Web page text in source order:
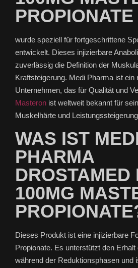
PROPIONATE
wurde speziell für fortgeschrittene
entwickelt. Dieses injizierbare
zuverlässig die Definition der
Kraftsteigerung. Medi Pharma ist ein
Unternehmen, das für Qualität und
Masteron ist weltweit bekannt für
Muskelhärte und
WAS IST
PHARMA
DROSTAMED
100MG
Dieses Produkt ist eine injizierbare
Propionate. Es unterstützt den
während der Reduktionsphasen und